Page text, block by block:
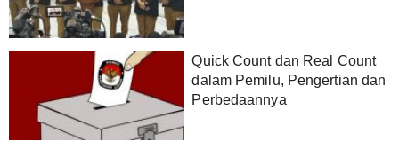
Quick Count dan Real Count
dalam Pemilu, Pengertian dan
Perbedaannya